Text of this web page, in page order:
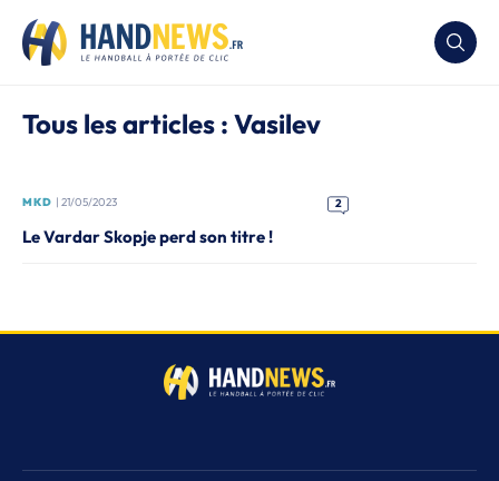
Tous les articles : Vasilev
MKD | 21/05/2023 2
Le Vardar Skopje perd son titre !